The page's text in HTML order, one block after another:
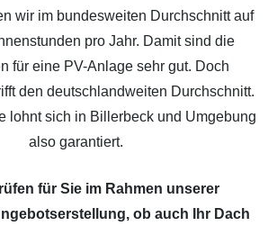
wir im bundesweiten Durchschnitt auf
pro Jahr. Damit sind die
für eine PV-Anlage sehr gut. Doch
den deutschlandweiten Durchschnitt.
lohnt sich in Billerbeck und Umgebung
also garantiert.
für Sie im Rahmen unserer
ob auch Ihr Dach